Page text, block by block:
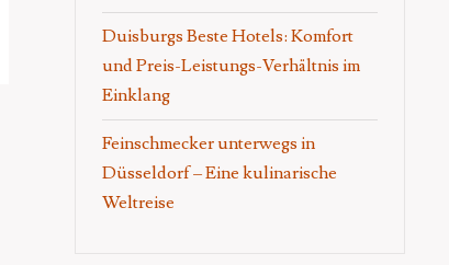
Duisburgs Beste Hotels: Komfort
und Preis-Leistungs-Verhältnis im
Einklang
Feinschmecker unterwegs in
Düsseldorf – Eine kulinarische
Weltreise